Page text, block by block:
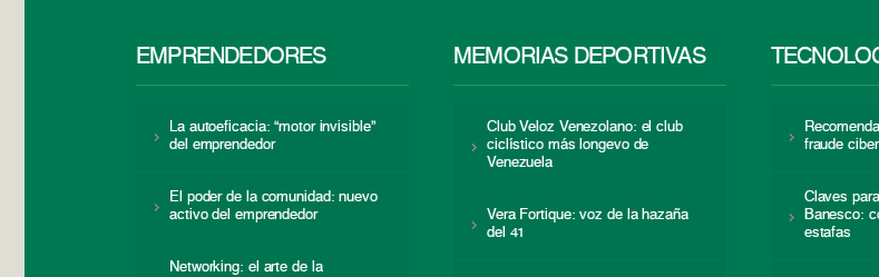
EMPRENDEDORES
La autoeficacia: “motor invisible”
del emprendedor
El poder de la comunidad: nuevo
activo del emprendedor
Networking: el arte de la
MEMORIAS DEPORTIVAS
Club Veloz Venezolano: el club
ciclístico más longevo de
Venezuela
Vera Fortique: voz de la hazaña
del 41
fraude
Claves
Banesco:
estafas